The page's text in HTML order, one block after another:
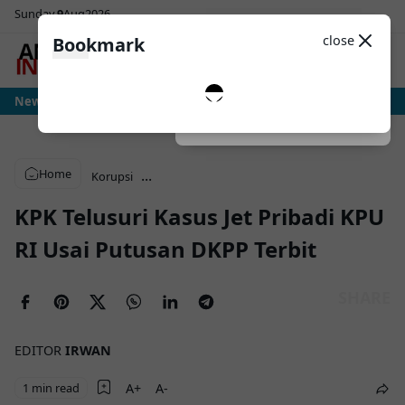
Sunday9Aug2026
Light
News
Ujian Sesungguhnya Albiceleste Dimulai, Messi Hadapi Mesin Pressing
Home Korupsi ...
KPK Telusuri Kasus Jet Pribadi KPU
RI Usai Putusan DKPP Terbit
EDITOR IRWAN
1 min read
Bookmark close